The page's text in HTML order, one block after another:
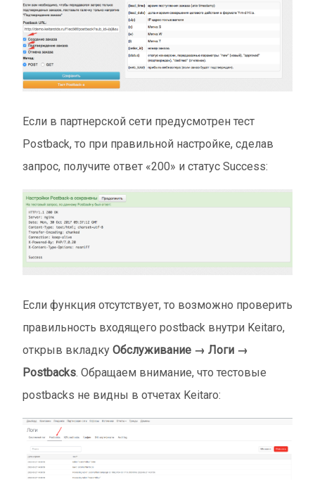
Если в партнерской сети предусмотрен тест
Postback, то при правильной настройке, сделав
запрос, получите ответ «200» и статус Success:
Если функция отсутствует, то возможно проверить
правильность входящего postback внутри Keitaro,
открыв вкладку Обслуживание → Логи →
Postbacks. Обращаем внимание, что тестовые
postbacks не видны в отчетах Keitaro: